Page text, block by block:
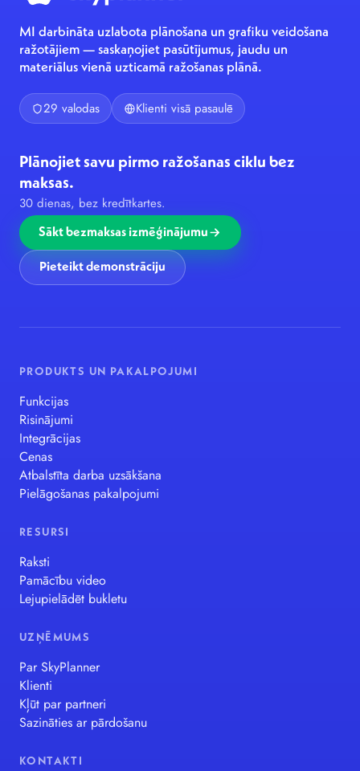
MI darbināta uzlabota plānošana un grafiku veidošana
ražotājiem — saskaņojiet pasūtījumus, jaudu un
materiālus vienā uzticamā ražošanas plānā.
29 valodas Klienti visā pasaulē
Plānojiet savu pirmo ražošanas ciklu bez
maksas.
30 dienas, bez kredītkartes.
Sākt bezmaksas izmēģinājumu
Pieteikt demonstrāciju
PRODUKTS UN PAKALPOJUMI
Funkcijas
Risinājumi
Integrācijas
Cenas
Atbalstīta darba uzsākšana
Pielāgošanas pakalpojumi
RESURSI
Raksti
Pamācību video
Lejupielādēt bukletu
UZŅĒMUMS
Par SkyPlanner
Klienti
Kļūt par partneri
Sazināties ar pārdošanu
KONTAKTI